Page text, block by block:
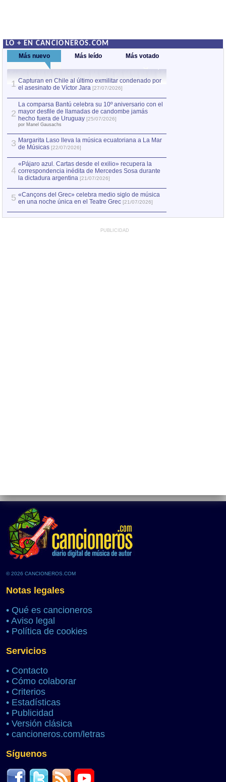
LO + EN CANCIONEROS.COM
Más nuevo Más leído Más votado
1 Capturan en Chile al último exmilitar condenado por
el asesinato de Víctor Jara [27/07/2026]
2
La comparsa Bantú celebra su 10º aniversario con el
mayor desfile de llamadas de candombe jamás
hecho fuera de Uruguay [25/07/2026]
por Manel Gausachs
3 Margarita Laso lleva la música ecuatoriana a La Mar
de Músicas [22/07/2026]
4
«Pájaro azul. Cartas desde el exilio» recupera la
correspondencia inédita de Mercedes Sosa durante
la dictadura argentina [21/07/2026]
5 «Cançons del Grec» celebra medio siglo de música
en una noche única en el Teatre Grec [21/07/2026]
PUBLICIDAD
© 2026 CANCIONEROS.COM
Notas legales
• Qué es cancioneros
• Aviso legal
• Política de cookies
Servicios
• Contacto
• Cómo colaborar
• Criterios
• Estadísticas
• Publicidad
• Versión clásica
• cancioneros.com/letras
Síguenos